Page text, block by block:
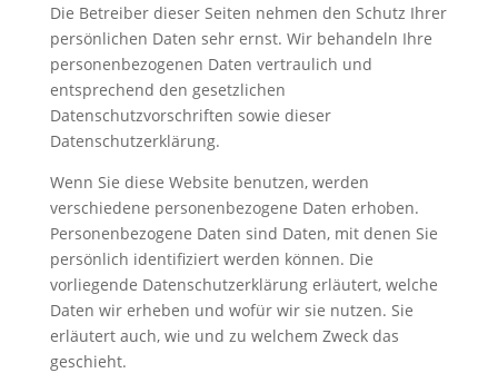
Die Betreiber dieser Seiten nehmen den Schutz Ihrer
persönlichen Daten sehr ernst. Wir behandeln Ihre
personenbezogenen Daten vertraulich und
entsprechend den gesetzlichen
Datenschutzvorschriften sowie dieser
Datenschutzerklärung.
Wenn Sie diese Website benutzen, werden
verschiedene personenbezogene Daten erhoben.
Personenbezogene Daten sind Daten, mit denen Sie
persönlich identifiziert werden können. Die
vorliegende Datenschutzerklärung erläutert, welche
Daten wir erheben und wofür wir sie nutzen. Sie
erläutert auch, wie und zu welchem Zweck das
geschieht.